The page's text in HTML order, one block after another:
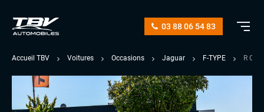
03 88 06 54 83
Accueil TBV Voitures Occasions Jaguar F-TYPE R